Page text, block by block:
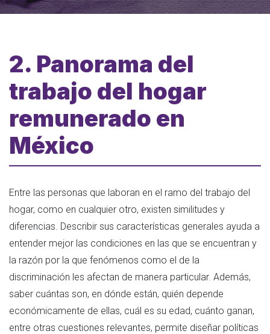
2. Panorama del
trabajo del hogar
remunerado en
México
Entre las personas que laboran en el ramo del trabajo del
hogar, como en cualquier otro, existen similitudes y
diferencias. Describir sus características generales ayuda a
entender mejor las condiciones en las que se encuentran y
la razón por la que fenómenos como el de la
discriminación les afectan de manera particular. Además,
saber cuántas son, en dónde están, quién depende
económicamente de ellas, cuál es su edad, cuánto ganan,
entre otras cuestiones relevantes, permite diseñar políticas